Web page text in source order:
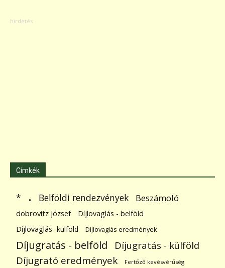
Címkék
* . Belföldi rendezvények Beszámoló
dobrovitz józsef
Díjlovaglás - belföld
Díjlovaglás- külföld
Díjlovaglás eredmények
Díjugratás - belföld Díjugratás - külföld
Díjugrató eredmények Fertőző kevésvérűség